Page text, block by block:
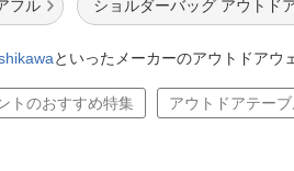
ポート
ド
フル ショルダーバッグ アウトド
といったメーカーのアウトドアウ
トのおすすめ特集 アウトドアテー